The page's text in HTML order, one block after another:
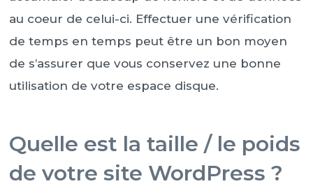
au coeur de celui-ci. Effectuer une vérification
de temps en temps peut être un bon moyen
de s’assurer que vous conservez une bonne
utilisation de votre espace disque.
Quelle est la taille / le poids
de votre site WordPress ?